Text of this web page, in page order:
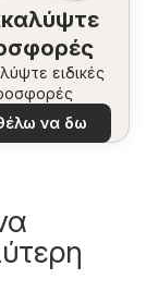
ειδικές
να δω